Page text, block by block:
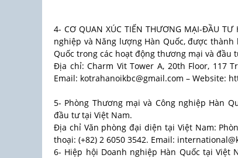
4- CƠ QUAN XÚC TIẾN THƯƠNG MẠI-ĐẦU
nghiệp và Năng lượng Hàn Quốc, được
Quốc trong các hoạt động thương mại và đầu
Địa chỉ: Charm Vit Tower A, 20th Floor, 117
Email: kotrahanoikbc@gmail.com – Website:
5- Phòng Thương mại và Công nghiệp Hàn
đầu tư tại Việt Nam.
Địa chỉ Văn phòng đại diện tại Việt Nam:
thoại: (+82) 2 6050 3542. Email:
6- Hiệp hội Doanh nghiệp Hàn Quốc tại Việt